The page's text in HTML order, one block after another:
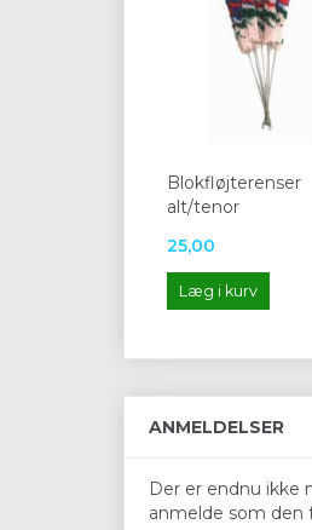
Blokfløjterenser
alt/tenor
25,00
Læg i kurv
ANMELDELSER
Der er endnu ikke
anmelde som den